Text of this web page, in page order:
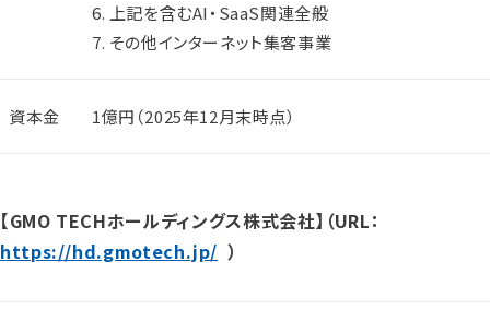
6. 上記を含むAI・SaaS関連全般
7. その他インターネット集客事業
資本金 1億円（2025年12月末時点）
【GMO TECHホールディングス株式会社】（URL：
https://hd.gmotech.jp/ ）